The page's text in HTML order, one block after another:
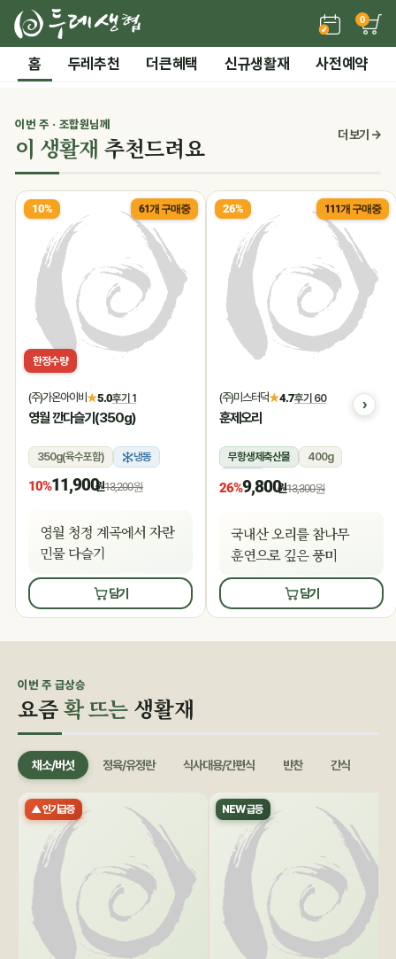
0
홈 두레추천 더큰혜택 신규생활재 사전예약
시즌기획
말복 더위까지! 끝장 보양 특가
든든한 간편 보양식 →
‹
2 / 7 전체 보기
0
이번 주 · 조합원님께
이 생활재 추천드려요 더 보기 →
10% 61개 구매중
한정수량
(주)가온아이비 ★5.0후기 1
영월 깐다슬기(350g)
350g(육수포함) 냉동
10%11,900원13,200원
영월 청정 계곡에서 자란
민물 다슬기
담기
26% 111개 구매중
(주)미스터덕★4.7후기 60
훈제오리
무항생제축산물
400g
냉동
26%9,800원13,300원
국내산 오리를 참나무
훈연으로 깊은 풍미
담기
이번 주 급상승
요즘확 뜨는생활재
채소/버섯 정육/유정란 식사대용/간편식 반찬 간식
▲ 인기급증 NEW 급등